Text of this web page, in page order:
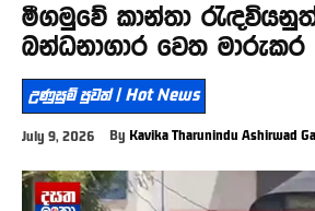
මීගමුවේ කාන්තා
බන්ධනාගාර වෙත මාරුකර
උණුසුම් පුවත් | Hot News
July 9, 2026 By Kavika Tharunindu Ashirwad